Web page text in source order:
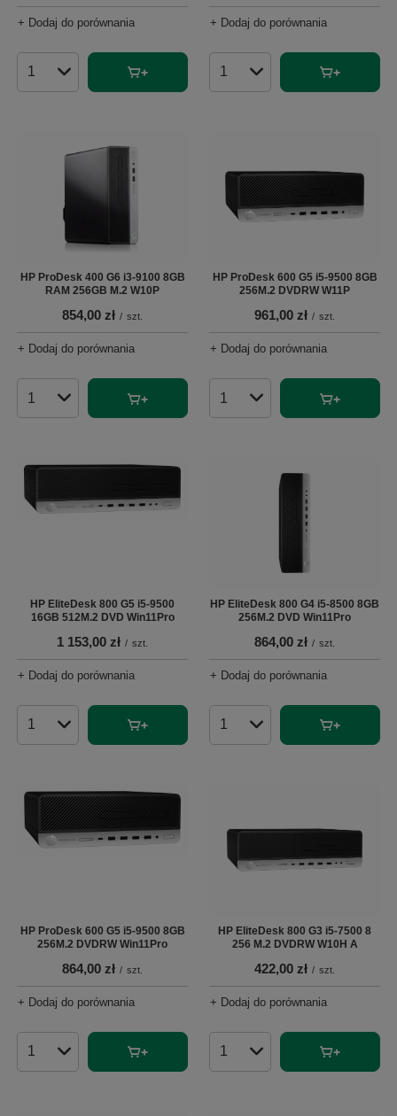
+ Dodaj do porównania
Ilość produktów
+ Dodaj do porównania
Ilość produktów
HP ProDesk 400 G6 i3-9100 8GB
RAM 256GB M.2 W10P
854,00 zł / szt.
+ Dodaj do porównania
Ilość produktów
HP ProDesk 600 G5 i5-9500 8GB
256M.2 DVDRW W11P
961,00 zł / szt.
+ Dodaj do porównania
Ilość produktów
HP EliteDesk 800 G5 i5-9500
16GB 512M.2 DVD Win11Pro
1 153,00 zł / szt.
+ Dodaj do porównania
Ilość produktów
HP EliteDesk 800 G4 i5-8500 8GB
256M.2 DVD Win11Pro
864,00 zł / szt.
+ Dodaj do porównania
Ilość produktów
HP ProDesk 600 G5 i5-9500 8GB
256M.2 DVDRW Win11Pro
864,00 zł / szt.
+ Dodaj do porównania
Ilość produktów
HP EliteDesk 800 G3 i5-7500 8
256 M.2 DVDRW W10H A
422,00 zł / szt.
+ Dodaj do porównania
Ilość produktów